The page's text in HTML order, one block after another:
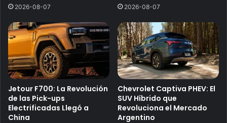
2026-08-07 2026-08-07
Jetour F700: La Revolución
de las Pick-ups
Electrificadas Llegó a
China
Chevrolet Captiva PHEV: El
SUV Híbrido que
Revoluciona el Mercado
Argentino